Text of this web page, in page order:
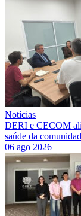
Notícias
DERI e CECOM
saúde da
06 ago 2026